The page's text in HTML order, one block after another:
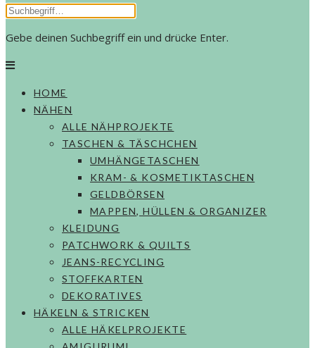
Gebe deinen Suchbegriff ein und drücke Enter.
HOME
NÄHEN
ALLE NÄHPROJEKTE
TASCHEN & TÄSCHCHEN
UMHÄNGETASCHEN
KRAM- & KOSMETIKTASCHEN
GELDBÖRSEN
MAPPEN, HÜLLEN & ORGANIZER
KLEIDUNG
PATCHWORK & QUILTS
JEANS-RECYCLING
STOFFKARTEN
DEKORATIVES
HÄKELN & STRICKEN
ALLE HÄKELPROJEKTE